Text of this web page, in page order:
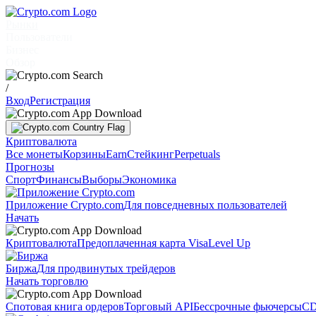
/
ВходРегистрация
Криптовалюта
Все монетыКорзиныEarnСтейкингPerpetuals
Прогнозы
СпортФинансыВыборыЭкономика
Приложение Crypto.comДля повседневных пользователей
Начать
КриптовалютаПредоплаченная карта VisaLevel Up
БиржаДля продвинутых трейдеров
Начать торговлю
Спотовая книга ордеровТорговый APIБессрочные фьючерсы